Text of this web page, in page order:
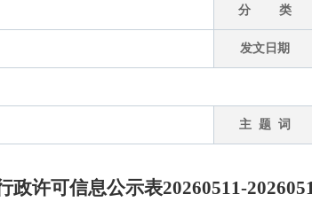
分 类
发文日期
主 题 词
政许可信息公示表20260511-